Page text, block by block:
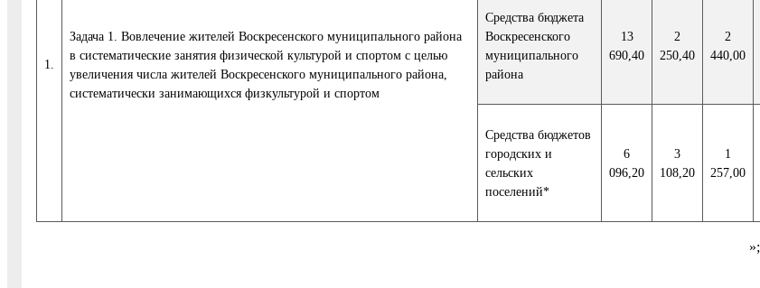
1.
Задача 1. Вовлечение жителей Воскресенского муниципального района
в систематические занятия физической культурой и спортом с целью
увеличения числа жителей Воскресенского муниципального района,
систематически занимающихся физкультурой и спортом
Средства бюджета
Воскресенского
муниципального
района
13
690,40
2
250,40
2
440,00
Средства бюджетов
городских и
сельских
поселений*
6
096,20
3
108,20
1
257,00
»;